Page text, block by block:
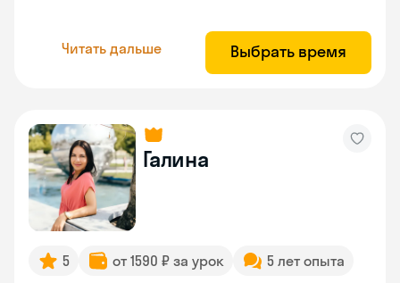
Читать дальше Выбрать время
Галина
5 от 1590 ₽ за урок 5 лет опыта